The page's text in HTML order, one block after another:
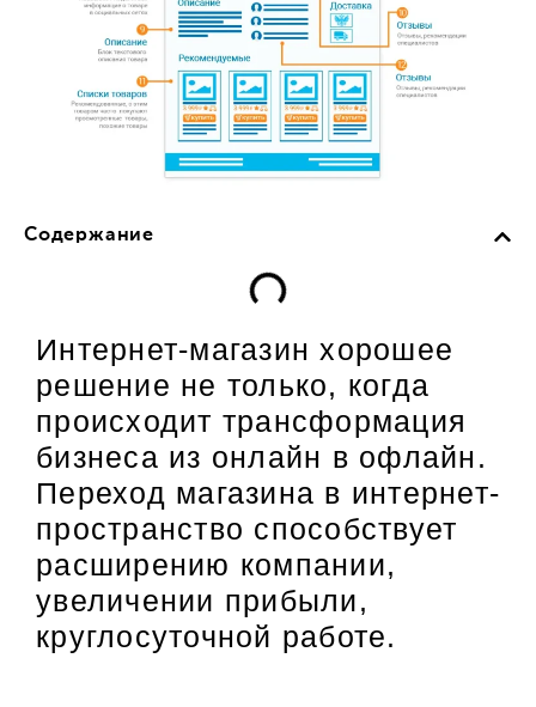
Содержание
Интернет-магазин хорошее
решение не только, когда
происходит трансформация
бизнеса из онлайн в офлайн.
Переход магазина в интернет-
пространство способствует
расширению компании,
увеличении прибыли,
круглосуточной работе.